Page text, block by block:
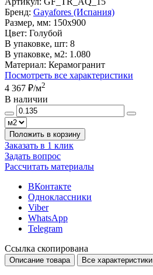
Бренд: Gayafores (Испания)
Размер, мм: 150x900
Цвет: Голубой
В упаковке, шт: 8
В упаковке, м2: 1.080
Материал: Керамогранит
Посмотреть все характеристики
4 367 ₽/м2
В наличии
Положить в корзину
Заказать в 1 клик
Задать вопрос
Рассчитать материалы
ВКонтакте
Одноклассники
Viber
WhatsApp
Telegram
Ссылка скопирована
Описание товара Все характеристики